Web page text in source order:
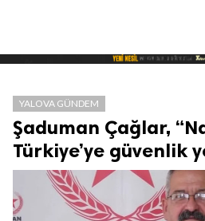
YALOVA GÜNDEM
Şaduman Çağlar,
Türkiye’ye güvenlik